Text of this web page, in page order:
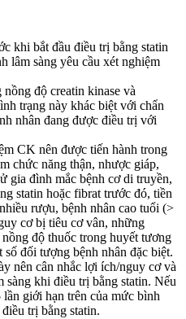
khi bắt đầu điều trị bằng statin
lâm sàng yêu cầu xét nghiệm
nồng độ creatin kinase và
trạng này khác biệt với chẩn
nhân đang được điều trị với
CK nên được tiến hành trong
chức năng thận, nhược giáp,
gia đình mắc bệnh cơ di truyền,
statin hoặc fibrat trước đó, tiền
rượu, bệnh nhân cao tuổi (>
cơ bị tiêu cơ vân, những
độ thuốc trong huyết tương
đối tượng bệnh nhân đặc biệt.
nên cân nhắc lợi ích/nguy cơ và
sàng khi điều trị bằng statin. Nếu
giới hạn trên của mức bình
trị bằng statin.